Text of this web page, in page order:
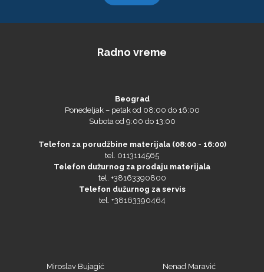
Olfa
Orafol
Radno vreme
Beograd
Ponedeljak – petak od 08:00 do 16:00
Subota od 9:00 do 13:00
Telefon za porudžbine materijala (08:00 - 16:00)
tel. 0113114565
Telefon dužurnog za prodaju materijala
tel. +38163390800
Telefon dužurnog za servis
tel. +38163390464
Miroslav Bujagić
Nenad Maravić